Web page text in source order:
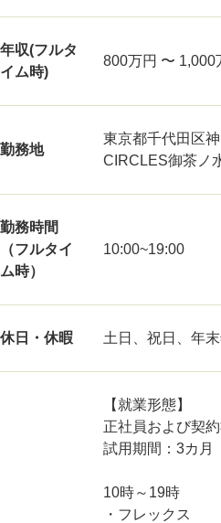
年収(フルタ
イム時)
800万円 〜 1,000
勤務地
東京都千代田区
CIRCLES御茶
勤務時間
（フルタイ
ム時）
10:00~19:00
休日・休暇 土日、祝日、年
【就業形態】
正社員および契
試用期間：3カ月
10時～19時
・フレックス